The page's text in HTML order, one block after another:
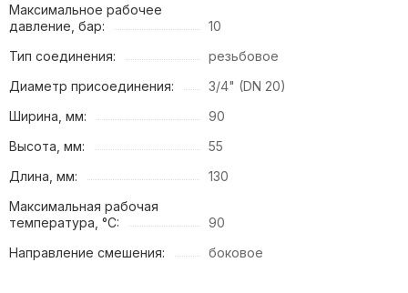
Максимальное рабочее
давление, бар:
10
Тип соединения:
резьбовое
Диаметр присоединения:
3/4" (DN 20)
Ширина, мм:
90
Высота, мм:
55
Длина, мм:
130
Максимальная рабочая
температура, °C:
90
Направление смешения:
боковое